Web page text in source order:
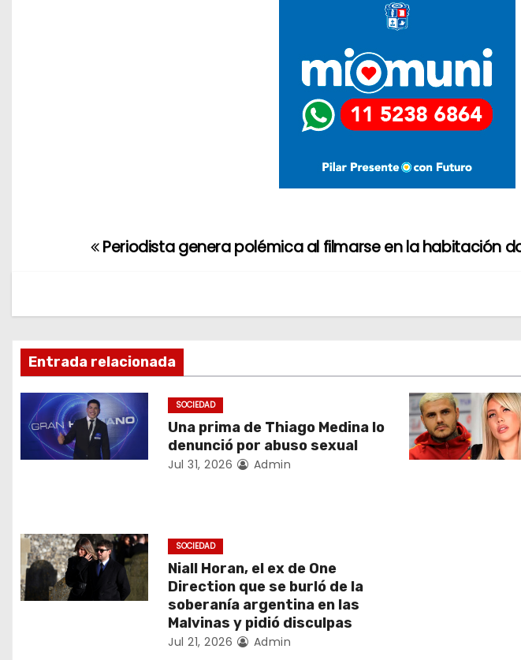
v
e
g
a
c
n
d
Periodista genera polémica al filmarse en la habitación
Entrada relacionada
SOCIEDAD
Una prima de Thiago Medina lo
denunció por abuso sexual
Jul 31, 2026 Admin
SOCIEDAD
Niall Horan, el ex de One
Direction que se burló de la
soberanía argentina en las
Malvinas y pidió disculpas
Jul 21, 2026 Admin